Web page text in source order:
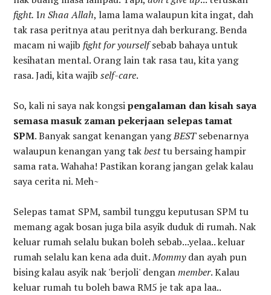
fight. In Shaa Allah, lama lama walaupun kita ingat, dah
tak rasa peritnya atau peritnya dah berkurang. Benda
macam ni wajibfight for yourselfsebab bahaya untuk
kesihatan mental. Orang lain tak rasa tau, kita yang
rasa. Jadi, kita wajibself-care.
So, kali ni saya nak kongsipengalaman dan kisah saya
semasa masuk zaman pekerjaan selepas tamat
SPM. Banyak sangat kenangan yangBESTsebenarnya
walaupun kenangan yang takbesttu bersaing hampir
sama rata. Wahaha! Pastikan korang jangan gelak kalau
saya cerita ni. Meh~
Selepas tamat SPM, sambil tunggu keputusan SPM tu
memang agak bosan juga bila asyik duduk di rumah. Nak
keluar rumah selalu bukan boleh sebab...yelaa.. keluar
rumah selalu kan kena ada duit.Mommydan ayah pun
bising kalau asyik nak 'berjoli' denganmember. Kalau
keluar rumah tu boleh bawa RM5 je tak apa laa..